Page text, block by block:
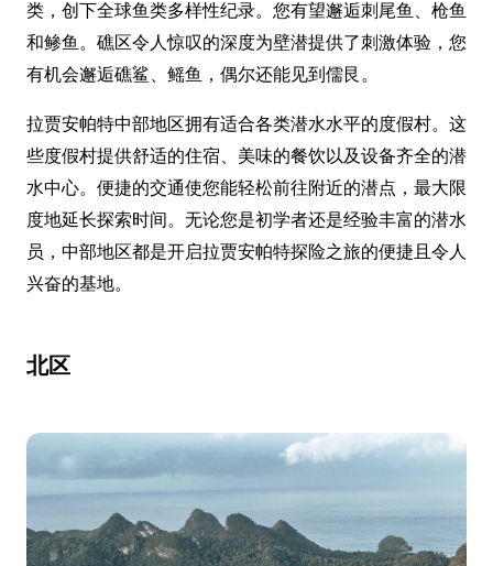
类，创下全球鱼类多样性纪录。您有望邂逅刺尾鱼、枪鱼
和鲹鱼。礁区令人惊叹的深度为壁潜提供了刺激体验，您
有机会邂逅礁鲨、鳐鱼，偶尔还能见到儒艮。
拉贾安帕特中部地区拥有适合各类潜水水平的度假村。这
些度假村提供舒适的住宿、美味的餐饮以及设备齐全的潜
水中心。便捷的交通使您能轻松前往附近的潜点，最大限
度地延长探索时间。无论您是初学者还是经验丰富的潜水
员，中部地区都是开启拉贾安帕特探险之旅的便捷且令人
兴奋的基地。
北区